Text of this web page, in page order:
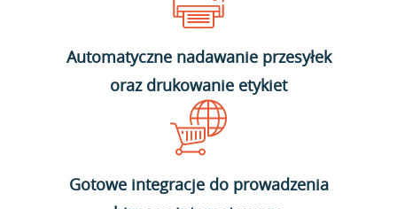
Automatyczne nadawanie przesyłek
oraz drukowanie etykiet
Gotowe integracje do prowadzenia